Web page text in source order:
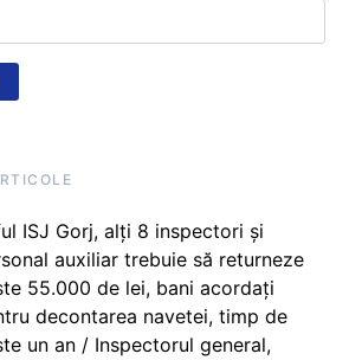
ISJ Gorj, alți 8 inspectori și
auxiliar trebuie să returneze
55.000 de lei, bani acordați
decontarea navetei, timp de
un an / Inspectorul general,